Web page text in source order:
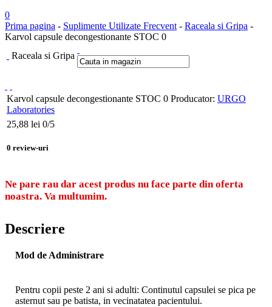
0
Prima pagina - Suplimente Utilizate Frecvent - Raceala si Gripa -
Karvol capsule decongestionante STOC 0
Raceala si Gripa
Karvol capsule decongestionante STOC 0 Producator: URGO
Laboratories
25,88 lei 0/5
0 review-uri
Ne pare rau dar acest produs nu face parte din oferta
noastra. Va multumim.
Descriere
Mod de Administrare
Pentru copii peste 2 ani si adulti: Continutul capsulei se pica pe
asternut sau pe batista, in vecinatatea pacientului.